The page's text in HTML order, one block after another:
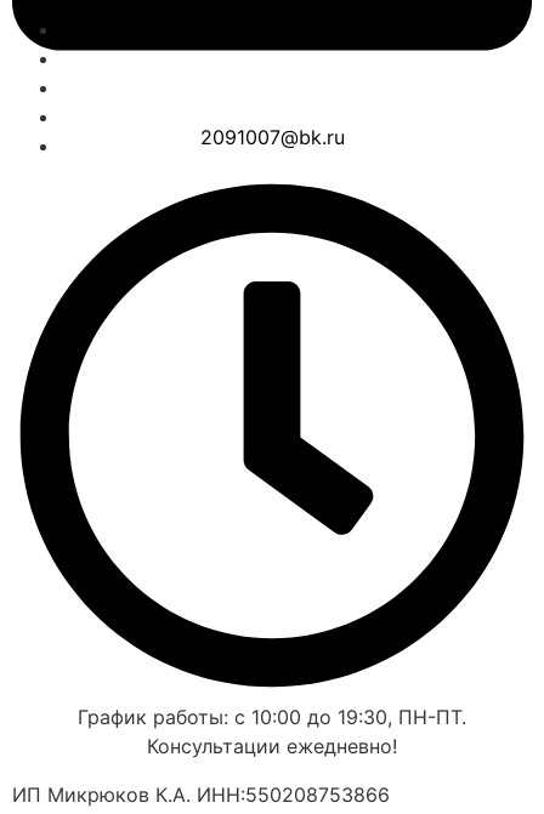
2091007@bk.ru
График работы: с 10:00 до 19:30, ПН-ПТ.
Консультации ежедневно!
ИП Микрюков К.А. ИНН:550208753866